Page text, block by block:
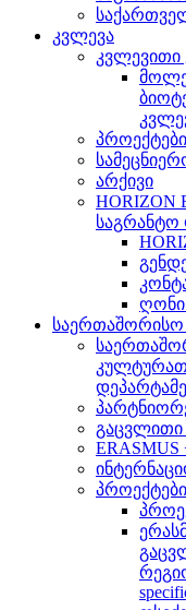
კვლევა
პროექტები
არქივი
HORIZON
საგრანტო
გაცვლითი
ERASMUS
პროექტები